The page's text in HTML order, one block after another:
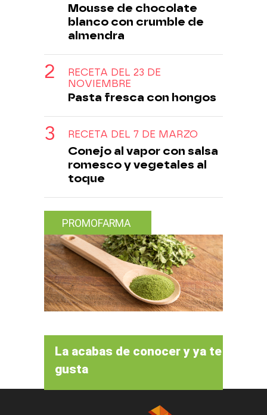
Mousse de chocolate
blanco con crumble de
almendra
RECETA DEL 23 DE
NOVIEMBRE
Pasta fresca con hongos
RECETA DEL 7 DE MARZO
Conejo al vapor con salsa
romesco y vegetales al
toque
PROMOFARMA
La acabas de conocer y ya te
gusta